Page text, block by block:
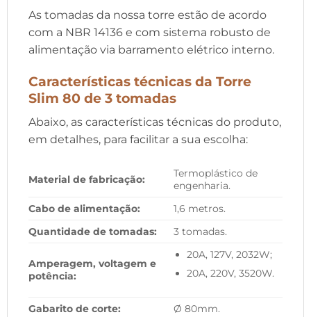
As tomadas da nossa torre estão de acordo
com a NBR 14136 e com sistema robusto de
alimentação via barramento elétrico interno.
Características técnicas da Torre
Slim 80 de 3 tomadas
Abaixo, as características técnicas do produto,
em detalhes, para facilitar a sua escolha:
Material de fabricação:
Termoplástico de
engenharia.
Cabo de alimentação:
1,6 metros.
Quantidade de tomadas:
3 tomadas.
Amperagem, voltagem e
potência:
20A, 127V, 2032W;
20A, 220V, 3520W.
Gabarito de corte: Ø 80mm.